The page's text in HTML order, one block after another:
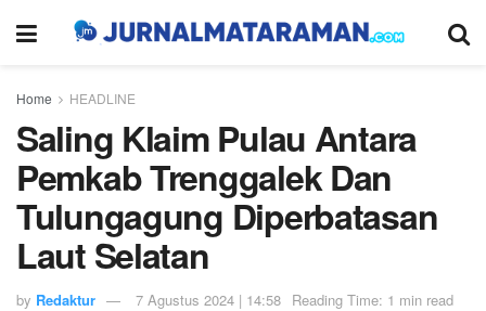
Home HEADLINE
Saling Klaim Pulau Antara
Pemkab Trenggalek Dan
Tulungagung Diperbatasan
Laut Selatan
by Redaktur 7 Agustus 2024 | 14:58 Reading Time: 1 min read